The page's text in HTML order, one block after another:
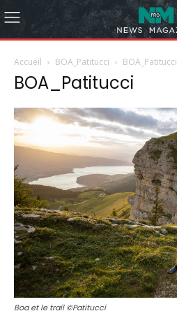
Accueil BOA_Patitucci BOA_Patitucci
BOA_Patitucci
Boa et le trail ©Patitucci